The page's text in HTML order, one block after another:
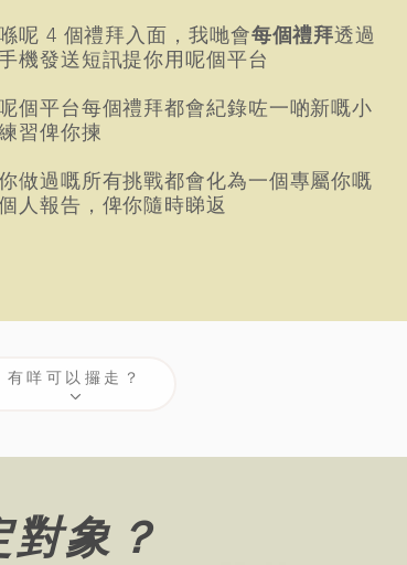
象？
有咩可以攞走？
呢 4 個禮拜入面，我哋會每個禮拜透過
機發送短訊提你用呢個平台
個平台每個禮拜都會紀錄咗一啲新嘅小
習俾你揀
做過嘅所有挑戰都會化為一個專屬你嘅
人報告，俾你隨時睇返